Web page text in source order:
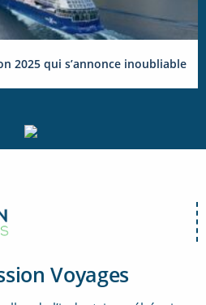
2025 qui s’annonce inoubliable
Voyages